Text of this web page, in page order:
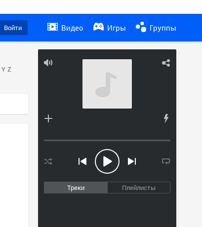
Войти Видео Игры Группы
Треки Плейлисты
Y Z